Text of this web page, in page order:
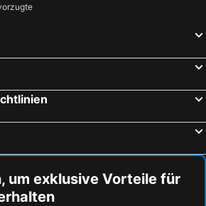
um exklusive Vorteile für